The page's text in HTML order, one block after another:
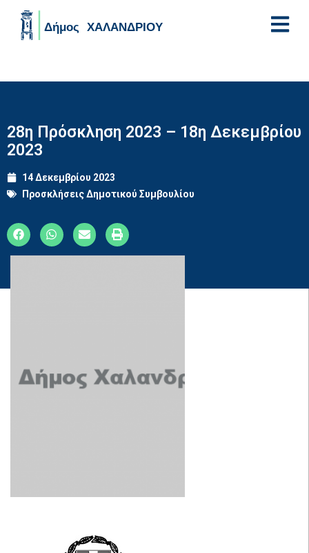
28η Πρόσκληση 2023 – 18η Δεκεμβρίου
2023
14 Δεκεμβρίου 2023
Προσκλήσεις Δημοτικού Συμβουλίου